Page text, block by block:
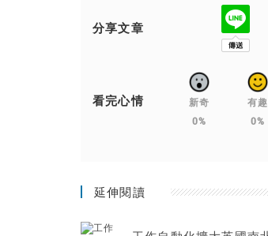
分享文章
看完心情
新奇
0%
有趣
0%
延伸閱讀